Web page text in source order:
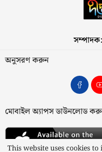
অনুসরণ করুন
মোবাইল অ্যাপস ডাউনলোড
This website uses cookies